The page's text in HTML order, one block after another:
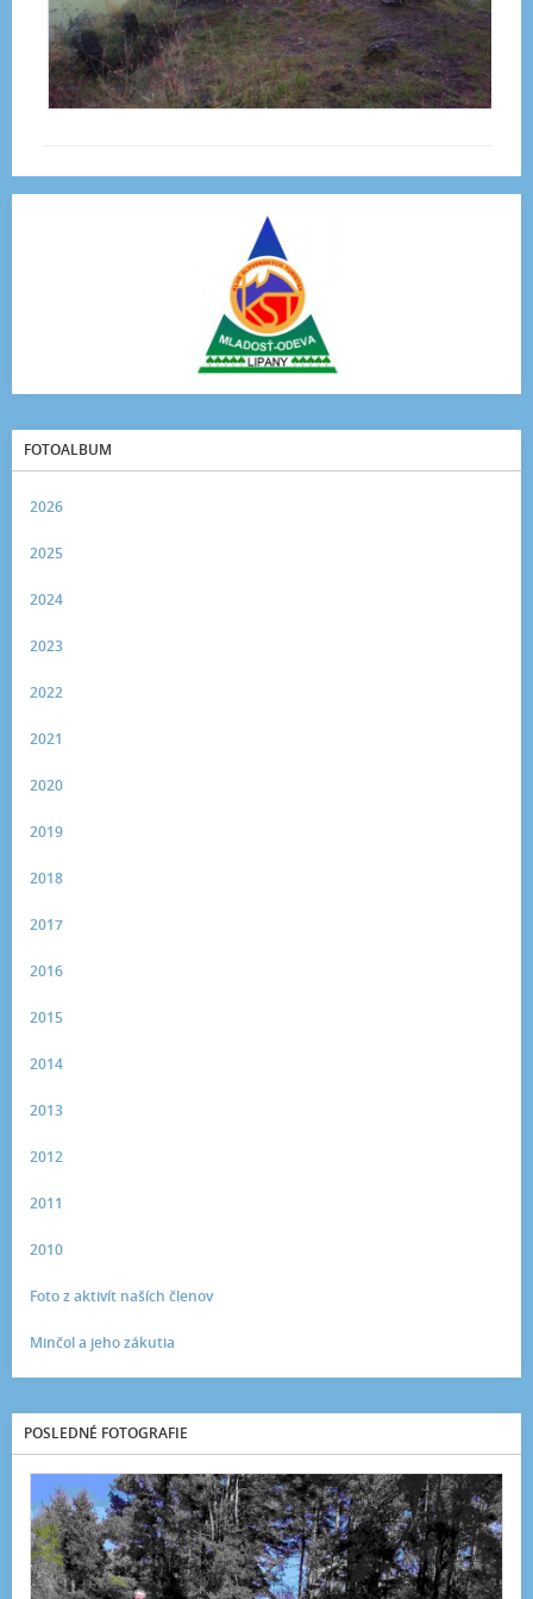
FOTOALBUM
2026
2025
2024
2023
2022
2021
2020
2019
2018
2017
2016
2015
2014
2013
2012
2011
2010
Foto z aktivít naších členov
Minčol a jeho zákutia
POSLEDNÉ FOTOGRAFIE